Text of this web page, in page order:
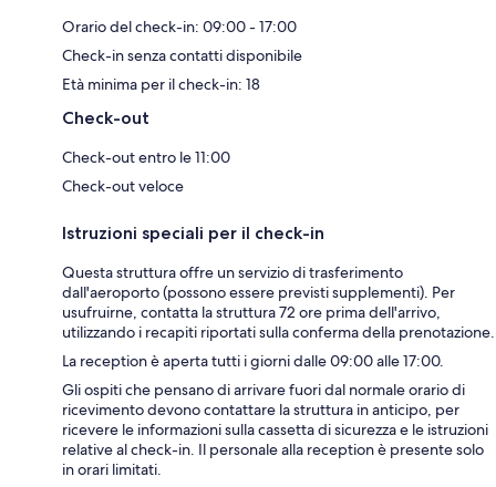
Orario del check-in: 09:00 - 17:00
Check-in senza contatti disponibile
Età minima per il check-in: 18
Check-out
Check-out entro le 11:00
Check-out veloce
Istruzioni speciali per il check-in
Questa struttura offre un servizio di trasferimento
dall'aeroporto (possono essere previsti supplementi). Per
usufruirne, contatta la struttura 72 ore prima dell'arrivo,
utilizzando i recapiti riportati sulla conferma della prenotazione.
La reception è aperta tutti i giorni dalle 09:00 alle 17:00.
Gli ospiti che pensano di arrivare fuori dal normale orario di
ricevimento devono contattare la struttura in anticipo, per
ricevere le informazioni sulla cassetta di sicurezza e le istruzioni
relative al check-in. Il personale alla reception è presente solo
in orari limitati.